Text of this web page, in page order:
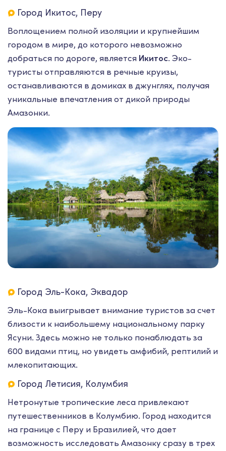
Город Икитос, Перу
Воплощением полной изоляции и крупнейшим
городом в мире, до которого невозможно
добраться по дороге, является Икитос. Эко-
туристы отправляются в речные круизы,
останавливаются в домиках в джунглях, получая
уникальные впечатления от дикой природы
Амазонки.
Город Эль-Кока, Эквадор
Эль-Кока выигрывает внимание туристов за счет
близости к наибольшему национальному парку
Ясуни. Здесь можно не только понаблюдать за
600 видами птиц, но увидеть амфибий, рептилий и
млекопитающих.
Город Летисия, Колумбия
Нетронутые тропические леса привлекают
путешественников в Колумбию. Город находится
на границе с Перу и Бразилией, что дает
возможность исследовать Амазонку сразу в трех